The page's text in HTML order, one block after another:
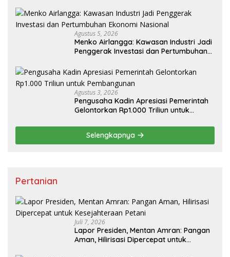
Agustus 5, 2026
Menko Airlangga: Kawasan Industri Jadi
Penggerak Investasi dan Pertumbuhan
Agustus 3, 2026
Pengusaha Kadin Apresiasi Pemerintah
Gelontorkan Rp1.000 Triliun untuk
Selengkapnya
Pertanian
Juli 7, 2026
Lapor Presiden, Mentan Amran: Pangan
Aman, Hilirisasi Dipercepat untuk